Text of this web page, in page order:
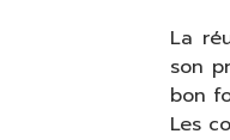
La
son
bon
Les